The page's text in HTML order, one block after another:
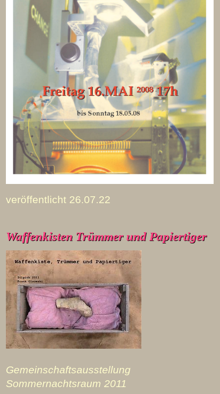
veröffentlicht 26.07.22
Waffenkisten Trümmer und Papiertiger
Gemeinschaftsausstellung
Sommernachtsraum 2011